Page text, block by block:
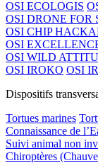
OSI ECOLOGIS
OSI DRONE FOR
OSI CHIP
OSI
OSI WILD
OSI IROKO OSI
Dispositifs
Tortues marines
Connaissance de
Suivi animal non
Chiroptères